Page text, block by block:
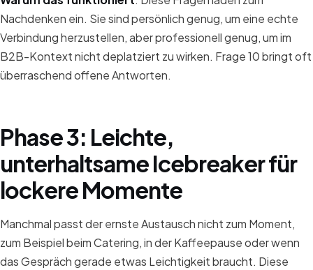
Nachdenken ein. Sie sind persönlich genug, um eine echte
Verbindung herzustellen, aber professionell genug, um im
B2B-Kontext nicht deplatziert zu wirken. Frage 10 bringt oft
überraschend offene Antworten.
Phase 3: Leichte,
unterhaltsame Icebreaker für
lockere Momente
Manchmal passt der ernste Austausch nicht zum Moment,
zum Beispiel beim Catering, in der Kaffeepause oder wenn
das Gespräch gerade etwas Leichtigkeit braucht. Diese